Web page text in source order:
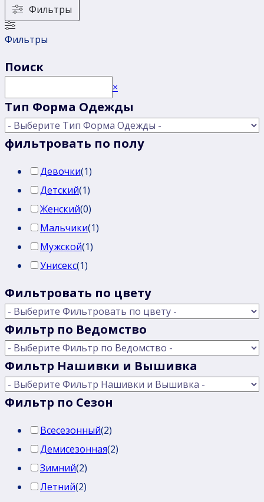
товара.
Фильтры
Фильтры
Поиск
×
Тип Форма Одежды
фильтровать по полу
Девочки(1)
Детский(1)
Женский(0)
Мальчики(1)
Мужской(1)
Унисекс(1)
Фильтровать по цвету
Фильтр по Ведомство
Фильтр Нашивки и Вышивка
Фильтр по Сезон
Всесезонный(2)
Демисезонная(2)
Зимний(2)
Летний(2)